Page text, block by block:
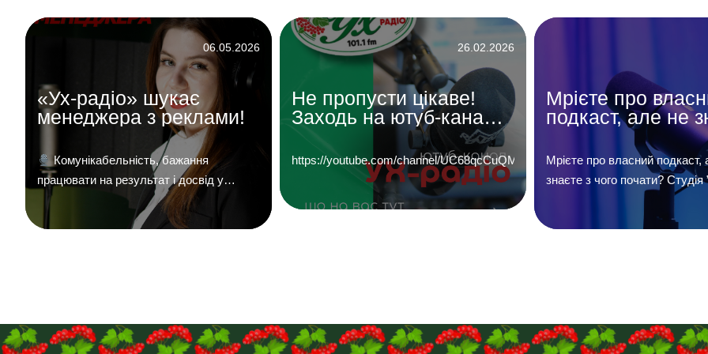
«Ух-радіо» шукає
менеджера з реклами!
Комунікабельність, бажання
працювати на результат і досвід у
продажах — плюс.
Надсилайте ваші
06.05.2026
Не пропусти цікаве!
Заходь на ютуб-канал
«УХ Радіо 101,1 фм»
https://youtube.com/channel/UC68qcCuQM5JP_UQNdBPV50w…
26.02.2026
Мрієте про
подкаст, але не
з чого почати?
Мрієте про власний подкаст,
знаєте з чого почати? Студія
подкаст” допоможе Вам.
мікрофони, акустика
пишіть нам на Telegram (067-